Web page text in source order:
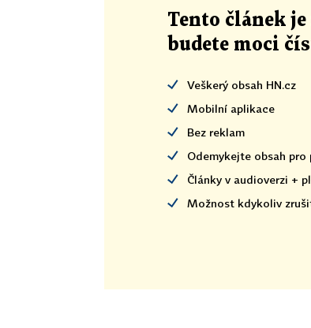
Tento článek je
budete moci
Veškerý obsah HN.cz
Mobilní aplikace
Bez reklam
Odemykejte obsah pro
Články v audioverzi +
Možnost kdykoliv